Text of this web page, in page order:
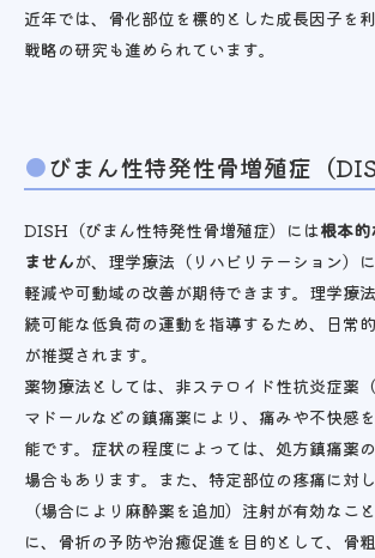
近年では、骨化部位を標的とした成長因子を
戦略の研究も進められています。
びまん性特発性骨増殖症（
DISH（びまん性特発性骨増殖症）には根本
ませんが、理学療法（リハビリテーション）
軽減や可動域の改善が期待できます。理学療
続可能な低負荷の運動を指導するため、日常
が推奨されます。
薬物療法としては、非ステロイド性抗炎症薬
マドールなどの鎮痛薬により、痛みや不快感
能です。症状の程度によっては、処方鎮痛薬
場合もあります。また、特定部位の疼痛に対
（場合により麻酔薬を追加）注射が有効なこ
に、骨折の予防や治癒促進を目的として、骨